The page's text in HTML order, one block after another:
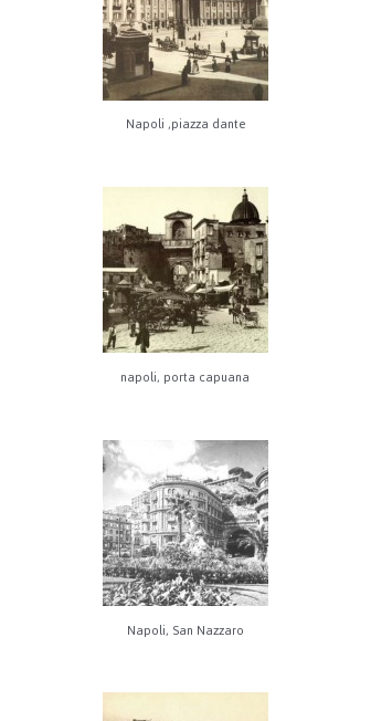
Napoli ,piazza dante
napoli, porta capuana
Napoli, San Nazzaro